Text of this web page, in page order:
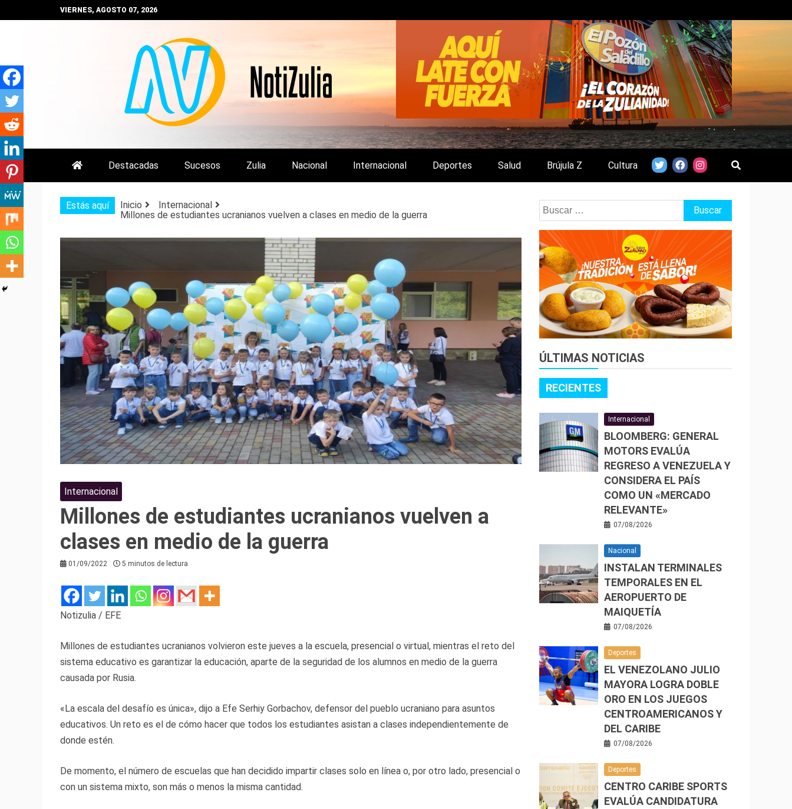
al
VIERNES, AGOSTO 07, 2026
NOTIZULIA
NOTICIAS DEL ZULIA, VENEZUELA Y DE INTERÉS GENERAL.
Destacadas Sucesos Zulia Nacional Internacional Deportes Salud Brújula Z Cultura
Estás aquí Inicio
Internacional
Millones de estudiantes ucranianos vuelven a clases en medio de la guerra
Internacional
Millones de estudiantes ucranianos vuelven a
clases en medio de la guerra
01/09/2022 5 minutos de lectura
Notizulia / EFE
Millones de estudiantes ucranianos volvieron este jueves a la escuela, presencial o virtual, mientras el reto del
sistema educativo es garantizar la educación, aparte de la seguridad de los alumnos en medio de la guerra
causada por Rusia.
«La escala del desafío es única», dijo a Efe Serhiy Gorbachov, defensor del pueblo ucraniano para asuntos
educativos. Un reto es el de cómo hacer que todos los estudiantes asistan a clases independientemente de
donde estén.
De momento, el número de escuelas que han decidido impartir clases solo en línea o, por otro lado, presencial o
con un sistema mixto, son más o menos la misma cantidad.
Buscar:
ÚLTIMAS NOTICIAS
RECIENTES
Internacional
BLOOMBERG: GENERAL
MOTORS EVALÚA
REGRESO A VENEZUELA Y
CONSIDERA EL PAÍS
COMO UN «MERCADO
RELEVANTE»
07/08/2026
Nacional
INSTALAN TERMINALES
TEMPORALES EN EL
AEROPUERTO DE
MAIQUETÍA
07/08/2026
Deportes
EL VENEZOLANO JULIO
MAYORA LOGRA DOBLE
ORO EN LOS JUEGOS
CENTROAMERICANOS Y
DEL CARIBE
07/08/2026
Deportes
CENTRO CARIBE SPORTS
EVALÚA CANDIDATURA